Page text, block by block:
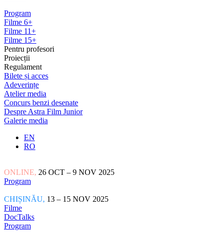
Program
Filme 6+
Filme 11+
Filme 15+
Pentru profesori
Proiecții
Regulament
Bilete și acces
Adeverințe
Atelier media
Concurs benzi desenate
Despre Astra Film Junior
Galerie media
EN
RO
ONLINE, 26 OCT – 9 NOV 2025
Program
CHIȘINĂU, 13 – 15 NOV 2025
Filme
DocTalks
Program